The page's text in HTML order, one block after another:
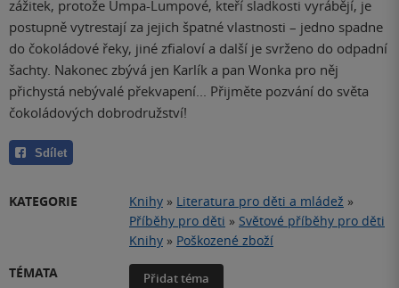
zážitek, protože Umpa-Lumpové, kteří sladkosti vyrábějí, je
postupně vytrestají za jejich špatné vlastnosti – jedno spadne
do čokoládové řeky, jiné zfialoví a další je svrženo do odpadní
šachty. Nakonec zbývá jen Karlík a pan Wonka pro něj
přichystá nebývalé překvapení... Přijměte pozvání do světa
čokoládových dobrodružství!
Sdílet
KATEGORIE Knihy » Literatura pro děti a mládež »
Příběhy pro děti » Světové příběhy pro děti
Knihy » Poškozené zboží
TÉMATA
Přidat téma